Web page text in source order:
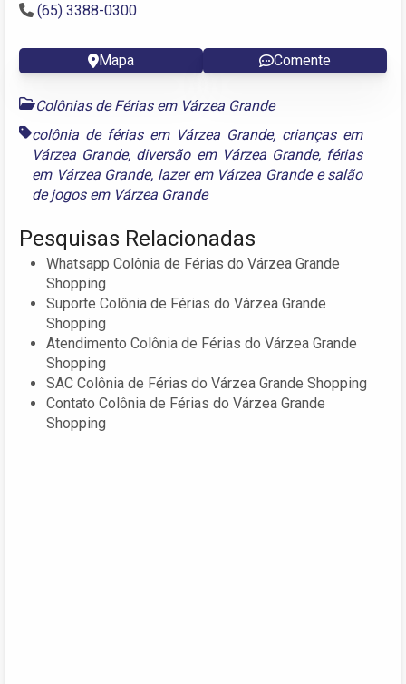
(65) 3388-0300
Mapa Comente
Colônias de Férias em Várzea Grande
colônia de férias em Várzea Grande, crianças em
Várzea Grande, diversão em Várzea Grande, férias
em Várzea Grande, lazer em Várzea Grandeesalão
de jogos em Várzea Grande
Pesquisas Relacionadas
Whatsapp Colônia de Férias do Várzea Grande
Shopping
Suporte Colônia de Férias do Várzea Grande
Shopping
Atendimento Colônia de Férias do Várzea Grande
Shopping
SAC Colônia de Férias do Várzea Grande Shopping
Contato Colônia de Férias do Várzea Grande
Shopping